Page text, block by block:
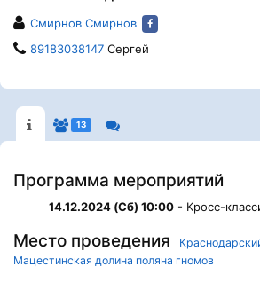
Смирнов Смирнов
89183038147 Сергей
13
Программа мероприятий
14.12.2024 (Сб) 10:00 - Кросс-
Место проведения
Мацестинская долина поляна гномов